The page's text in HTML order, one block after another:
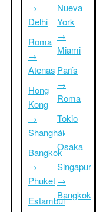
→
Delhi
Roma
→
Atenas
Hong
Kong
→
Shanghái
Bangkok
→
Phuket
Estambul
Nueva
York
→
Miami
París
→
Roma
Tokio
→
Osaka
Singapur
→
Bangkok